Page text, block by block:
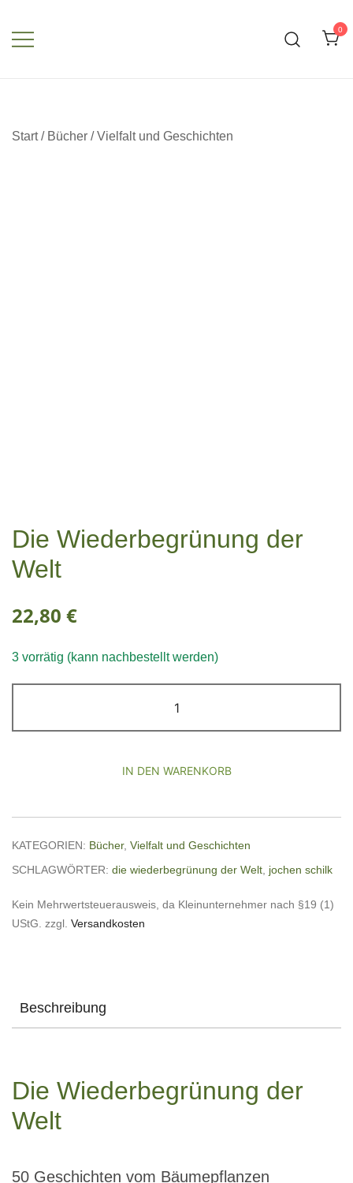
Inhalt
springen
0
Start/ Bücher /Vielfalt und Geschichten
Die Wiederbegrünung der
Welt
22,80 €
3 vorrätig (kann nachbestellt werden)
Wiederbegrünung
der
Menge
IN DEN WARENKORB
KATEGORIEN: Bücher, Vielfalt und Geschichten
SCHLAGWÖRTER: die wiederbegrünung der Welt jochen schilk
Kein Mehrwertsteuerausweis, da Kleinunternehmer nach §19 (1)
UStG. zzgl. Versandkosten
Beschreibung
Die Wiederbegrünung der
Welt
50 Geschichten vom Bäumepflanzen